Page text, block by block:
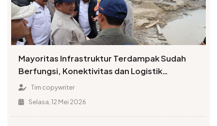
Mayoritas Infrastruktur Terdampak Sudah
Berfungsi, Konektivitas dan Logistik
Berangsur Normal
Tim copywriter
Selasa, 12 Mei 2026